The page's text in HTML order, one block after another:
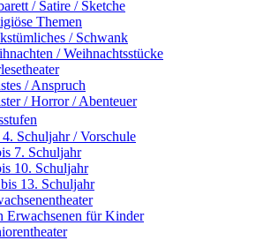
/ Satire / Sketche
Themen
/ Schwank
/ Weihnachtsstücke
/ Anspruch
/ Horror / Abenteuer
Schuljahr / Vorschule
7. Schuljahr
10. Schuljahr
13. Schuljahr
Erwachsenen für Kinder